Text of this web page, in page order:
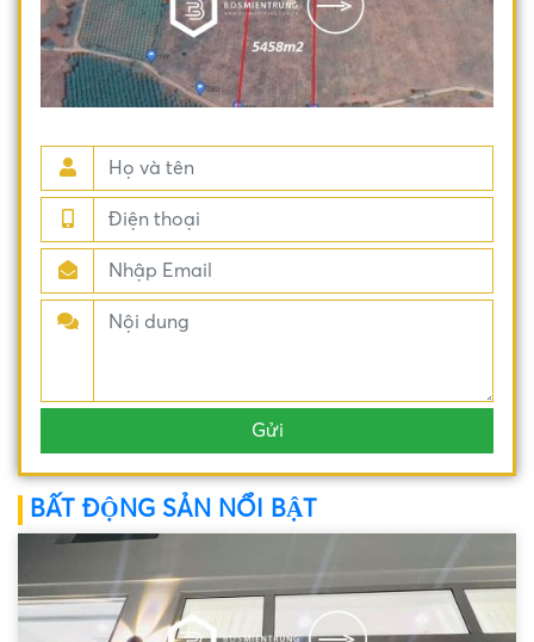
BẤT ĐỘNG SẢN NỔI BẬT